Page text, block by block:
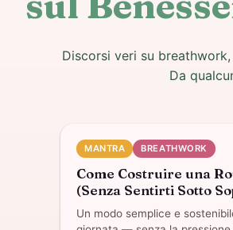
Discorsi veri su
Da
MANTRA BREATHWORK
Come Costruire una
(Senza Sentirti Sotto
Un modo semplice e